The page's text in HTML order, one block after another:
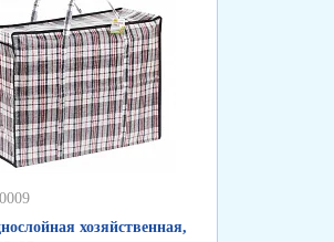
хозяйственная,